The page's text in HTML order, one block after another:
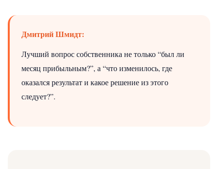
Дмитрий Шмидт:
Лучший вопрос собственника не только “был ли
месяц прибыльным?”, а “что изменилось, где
оказался результат и какое решение из этого
следует?”.